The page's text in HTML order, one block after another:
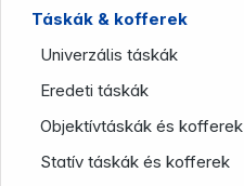
Táskák & kofferek
Univerzális táskák
Eredeti táskák
Objektívtáskák és kofferek
Statív táskák és kofferek
Company